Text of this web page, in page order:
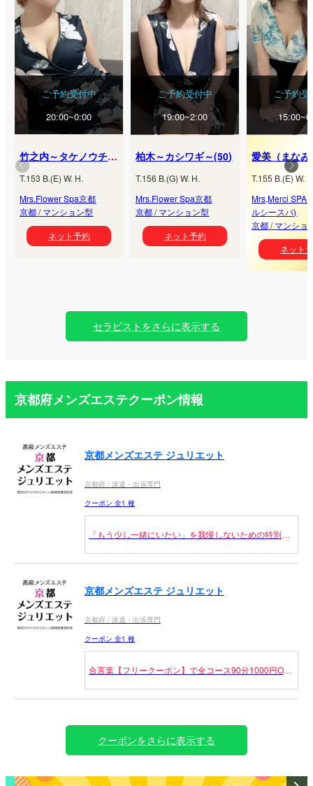
ご予約受付中
20:00~0:00
竹之内～タケノウチ～ )
T.153 B.(E) W. H.
Mrs.Flower Spa京都
京都/マンション型
ネット予約
ご予約受付中
19:00~2:00
柏木～カシワギ～(50)
T.156 B.(G) W. H.
Mrs.Flower Spa京都
京都/マンション型
ネット予約
ご予約受
愛美（まなみ
T.155 B.(E) W.
Mrs,Merci SPA(
ルシースパ)
京都/マンショ
ネット
セラピストをさらに表示する
京都府メンズエステクーポン情報
京都メンズエステ ジュリエット
京都府 / 派遣・出張専門
クーポン 全1 種
「もう少し一緒にいたい」を我慢しないための特別価
120分27,000円→23,000円（税込）
150分35,000円→30,000円（税込）
時間を延ばすほど満足度が跳ね上がる、この内容は正
直反則。
今だから選べる、今だから試せる。
※指名料・交通費別途
※本指名はご利用いただけません
京都メンズエステ ジュリエット
京都府 / 派遣・出張専門
クーポン 全1 種
合言葉【フリークーポン】で全コース90分1000円OFF
クーポンをさらに表示する